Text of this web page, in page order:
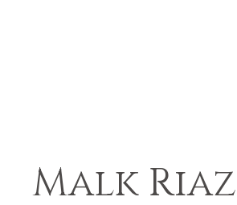
Malk Riaz